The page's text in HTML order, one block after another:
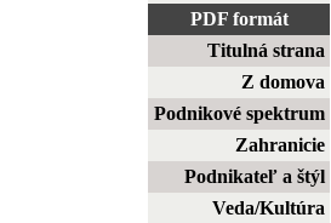
PDF formát
Titulná strana
Z domova
Podnikové spektrum
Zahranicie
Podnikateľ a štýl
Veda/Kultúra